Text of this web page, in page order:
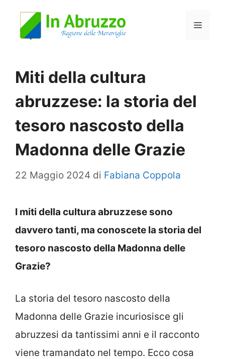
Menu
Miti della cultura
abruzzese: la storia del
tesoro nascosto della
Madonna delle Grazie
22 Maggio 2024 di Fabiana Coppola
I miti della cultura abruzzese sono
davvero tanti, ma conoscete la storia del
tesoro nascosto della Madonna delle
Grazie?
La storia del tesoro nascosto della
Madonna delle Grazie incuriosisce gli
abruzzesi da tantissimi anni e il racconto
viene tramandato nel tempo. Ecco cosa